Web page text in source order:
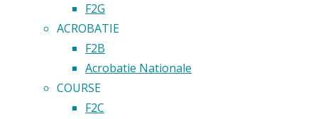
F2G
ACROBATIE
F2B
Acrobatie Nationale
COURSE
F2C